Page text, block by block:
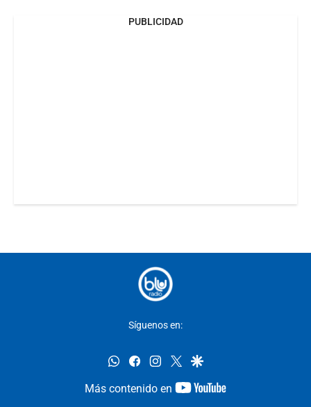
PUBLICIDAD
Síguenos en:
whatsappfacebookinstagram
twittergoogle
Más contenido en
youtube-